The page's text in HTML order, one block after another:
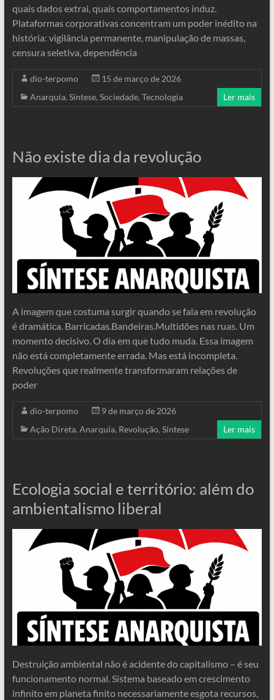
quais dados extrai, quais comportamentos induz.
Plataformas corporativas concentram um poder inédito na
história: vigilância permanente, manipulação de massas,
censura seletiva, dependência
dio-terpomo
15 de março de 2026
Anarquia, Síntese, Sociedade, Tecnologia Ler mais
Não existe dia da revolução
A imagem que costuma surgir quando se fala em revolução
é dramática. Barricadas.Bandeiras.Multidões nas ruas. Um
momento decisivo. O dia em que tudo muda. Essa imagem
não está completamente errada. Mas está incompleta.
Revoluções que realmente transformaram relações de
poder
dio-terpomo
9 de março de 2026
Ação Direta,Anarquia, Revolução,Síntese Ler mais
Ecologia social e território: além do
ambientalismo liberal
Destruição ambiental não é acidente do capitalismo – é seu
funcionamento normal. Sistema baseado em crescimento
infinito em planeta finito necessariamente esgota recursos,